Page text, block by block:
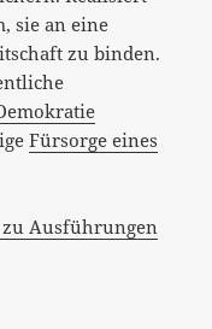
sie an eine
zu binden.
Fürsorge eines
Ausführungen